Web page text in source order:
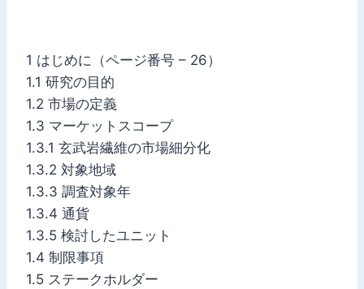
1 はじめに（ページ番号 – 26）
1.1 研究の目的
1.2 市場の定義
1.3 マーケットスコープ
1.3.1 玄武岩繊維の市場細分化
1.3.2 対象地域
1.3.3 調査対象年
1.3.4 通貨
1.3.5 検討したユニット
1.4 制限事項
1.5 ステークホルダー